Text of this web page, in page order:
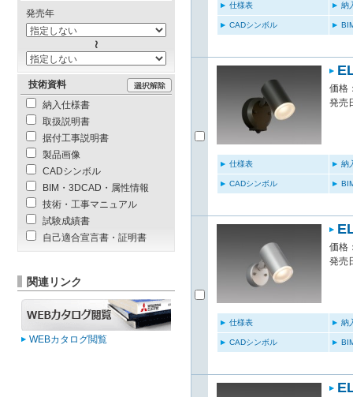
仕様表 納
CADシンボル
価格
発売
仕様表 納
CADシンボル
価格
発売
仕様表 納
CADシンボル
発売年
技術資料
納入仕様書
取扱説明書
据付工事説明書
製品画像
CADシンボル
BIM・3DCAD・属性情報
技術・工事マニュアル
試験成績書
自己適合宣言書・証明書
関連リンク
WEBカタログ閲覧